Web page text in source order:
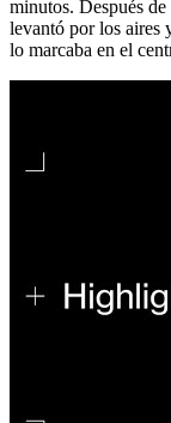
minutos. Después
levantó por los aires
lo marcaba en el